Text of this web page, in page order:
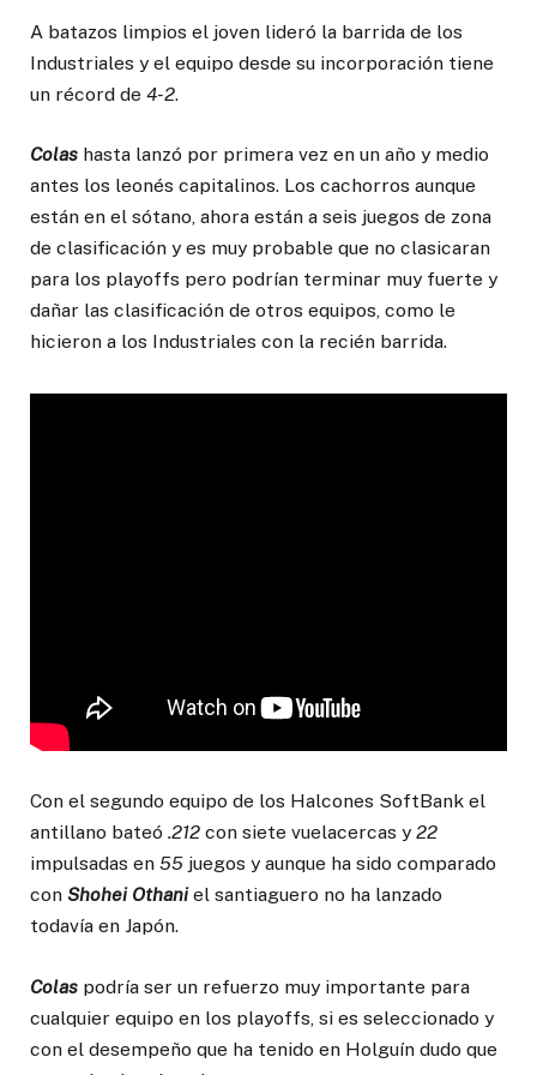
A batazos limpios el joven lideró la barrida de los
Industriales y el equipo desde su incorporación tiene
un récord de 4-2.
Colas hasta lanzó por primera vez en un año y medio
antes los leonés capitalinos. Los cachorros aunque
están en el sótano, ahora están a seis juegos de zona
de clasificación y es muy probable que no clasicaran
para los playoffs pero podrían terminar muy fuerte y
dañar las clasificación de otros equipos, como le
hicieron a los Industriales con la recién barrida.
Con el segundo equipo de los Halcones SoftBank el
antillano bateó .212 con siete vuelacercas y 22
impulsadas en 55 juegos y aunque ha sido comparado
con Shohei Othaniel santiaguero no ha lanzado
todavía en Japón.
Colas podría ser un refuerzo muy importante para
cualquier equipo en los playoffs, si es seleccionado y
con el desempeño que ha tenido en Holguín dudo que